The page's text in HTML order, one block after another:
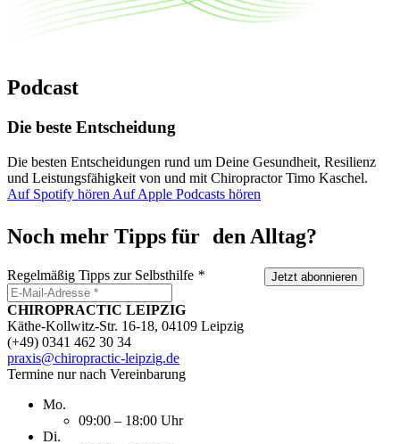
Podcast
Die beste Entscheidung
Die besten Entscheidungen rund um Deine Gesundheit, Resilienz
und Leistungsfähigkeit von und mit Chiropractor Timo Kaschel.
Auf Spotify hören Auf Apple Podcasts hören
Noch mehr Tipps für den Alltag?
Regelmäßig Tipps zur Selbsthilfe * Jetzt abonnieren
CHIROPRACTIC LEIPZIG
Käthe-Kollwitz-Str. 16-18, 04109 Leipzig
(+49) 0341 462 30 34
praxis@chiropractic-leipzig.de
Termine nur nach Vereinbarung
Mo.
09:00 – 18:00 Uhr
Di.